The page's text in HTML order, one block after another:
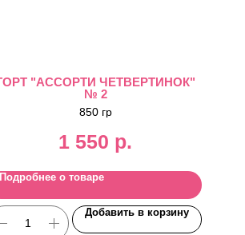
"АССОРТИ ЧЕТВЕРТИНОК"
№ 2
850 гр
1 550 р.
Подробнее о товаре
Добавить в корзину